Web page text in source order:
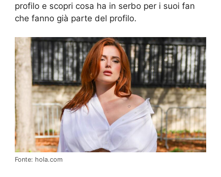
profilo e scopri cosa ha in serbo per i suoi fan
che fanno già parte del profilo.
Fonte: hola.com